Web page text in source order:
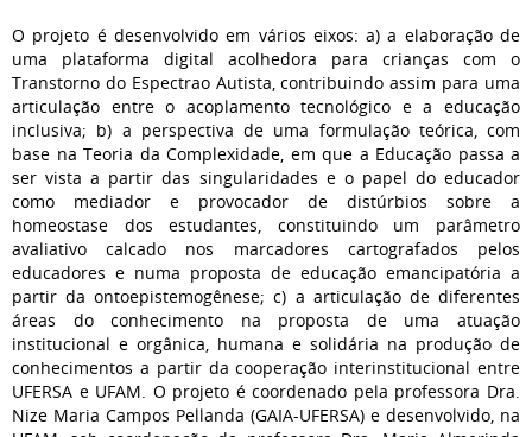
O projeto é desenvolvido em vários eixos: a) a elaboração de
uma plataforma digital acolhedora para crianças com o
Transtorno do Espectrao Autista, contribuindo assim para uma
articulação entre o acoplamento tecnológico e a educação
inclusiva; b) a perspectiva de uma formulação teórica, com
base na Teoria da Complexidade, em que a Educação passa a
ser vista a partir das singularidades e o papel do educador
como mediador e provocador de distúrbios sobre a
homeostase dos estudantes, constituindo um parâmetro
avaliativo calcado nos marcadores cartografados pelos
educadores e numa proposta de educação emancipatória a
partir da ontoepistemogênese; c) a articulação de diferentes
áreas do conhecimento na proposta de uma atuação
institucional e orgânica, humana e solidária na produção de
conhecimentos a partir da cooperação interinstitucional entre
UFERSA e UFAM. O projeto é coordenado pela professora Dra.
Nize Maria Campos Pellanda (GAIA-UFERSA) e desenvolvido, na